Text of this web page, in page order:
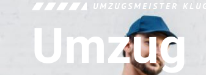
UMZUGSMEISTER
Umzug